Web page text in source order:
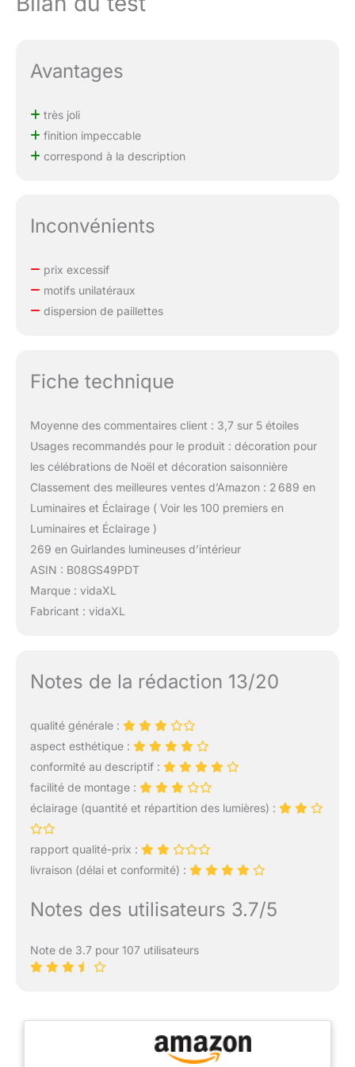
Avantages
très joli
finition impeccable
correspond à la description
Inconvénients
prix excessif
motifs unilatéraux
dispersion de paillettes
Fiche technique
Moyenne des commentaires client : 3,7 sur 5 étoiles
Usages recommandés pour le produit : décoration pour
les célébrations de Noël et décoration saisonnière
Classement des meilleures ventes d’Amazon : 2 689 en
Luminaires et Éclairage ( Voir les 100 premiers en
Luminaires et Éclairage )
269 en Guirlandes lumineuses d’intérieur
ASIN : B08GS49PDT
Marque : vidaXL
Fabricant : vidaXL
Notes de la rédaction 13/20
qualité générale :
aspect esthétique :
conformité au descriptif :
facilité de montage :
éclairage (quantité et répartition des lumières) :
rapport qualité-prix :
livraison (délai et conformité) :
Notes des utilisateurs 3.7/5
Note de 3.7 pour 107 utilisateurs